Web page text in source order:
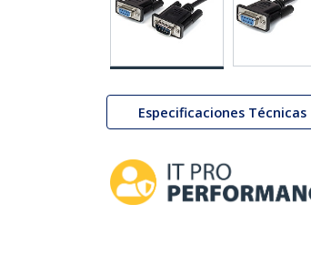
Especificaciones Técnicas